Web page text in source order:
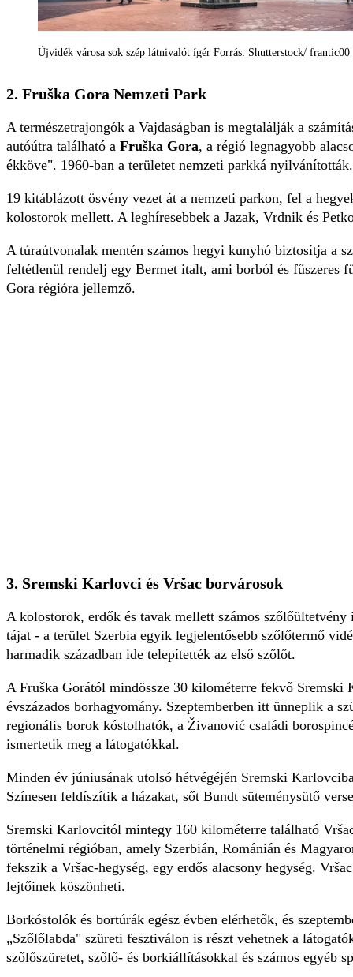
Újvidék városa sok szép látnivalót ígér Forrás: Shutterstock/ frantic00
2. Fruška Gora Nemzeti Park
A természetrajongók a Vajdaságban is megtalálják a
autóútra található a Fruška Gora, a régió legnagyobb
ékköve". 1960-ban a területet nemzeti parkká nyilvánították.
19 kitáblázott ösvény vezet át a nemzeti parkon, fel a
kolostorok mellett. A leghíresebbek a Jazak, Vrdnik és
A túraútvonalak mentén számos hegyi kunyhó biztosítja a
feltétlenül rendelj egy Bermet italt, ami borból és fűszeres
Gora régióra jellemző.
3. Sremski Karlovci és Vršac borvárosok
A kolostorok, erdők és tavak mellett számos
tájat - a terület Szerbia egyik legjelentősebb szőlőtermő
harmadik században ide telepítették az első szőlőt.
A Fruška Gorától mindössze 30 kilométerre fekvő Sremski
évszázados borhagyomány. Szeptemberben itt ünneplik a
regionális borok kóstolhatók, a Živanović családi
ismertetik meg a látogatókkal.
Minden év júniusának utolsó hétvégéjén Sremski
Színesen feldíszítik a házakat, sőt Bundt süteménysütő
Sremski Karlovcitól mintegy 160 kilométerre található
történelmi régióban, amely Szerbián, Románián és
fekszik a Vršac-hegység, egy erdős alacsony hegység.
lejtőinek köszönheti.
Borkóstolók és bortúrák egész évben elérhetők, és
„Szőlőlabda" szüreti fesztiválon is részt vehetnek a
szőlőszüretet, szőlő- és borkiállításokkal és számos egyéb